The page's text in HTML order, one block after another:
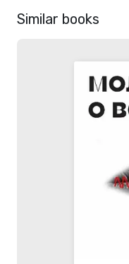
Similar books